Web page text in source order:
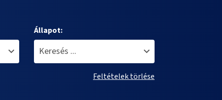
Állapot:
Feltételek törlése